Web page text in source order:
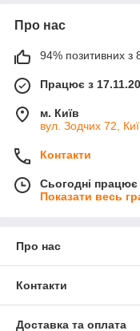
Про нас
94% позитивних з
Працює з
м. Київ
вул. Зодчих 72,
Контакти
Сьогодні
Показати весь
Про нас
Контакти
Доставка та оплата